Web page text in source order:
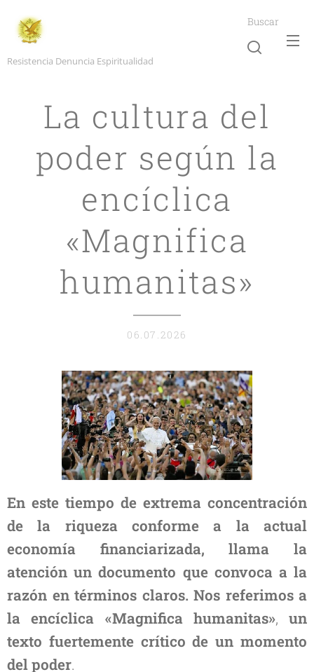
Resistencia Denuncia Espiritualidad
Buscar
La cultura del
poder según la
encíclica
«Magnifica
humanitas»
06.07.2026
En este tiempo de extrema concentración
de la riqueza conforme a la actual
economía financiarizada, llama la
atención un documento que convoca a la
razón en términos claros. Nos referimos a
la encíclica «Magnifica humanitas», un
texto fuertemente crítico de un momento
del poder.